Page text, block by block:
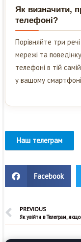
Як визначити,
телефоні?
Порівняйте три
мережі та
телефоні в тій
у вашому
Наш телеграм
Facebook
PREVIOUS